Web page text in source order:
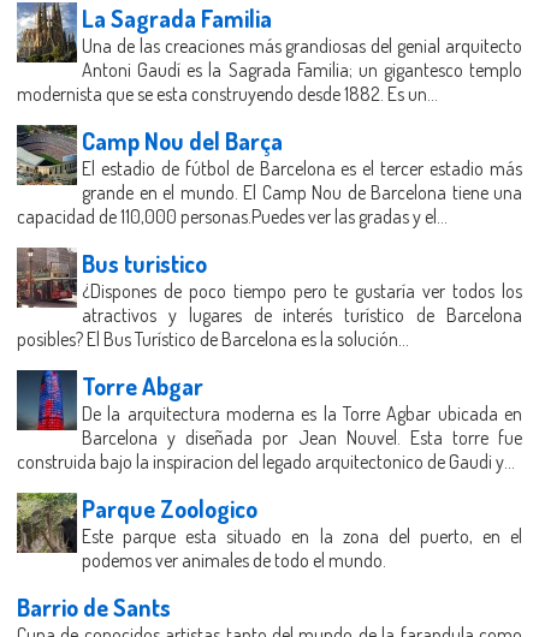
La Sagrada Familia
Una de las creaciones más grandiosas del genial arquitecto
Antoni Gaudí es la Sagrada Familia; un gigantesco templo
modernista que se esta construyendo desde 1882. Es un...
Camp Nou del Barça
El estadio de fútbol de Barcelona es el tercer estadio más
grande en el mundo. El Camp Nou de Barcelona tiene una
capacidad de 110,000 personas.Puedes ver las gradas y el...
Bus turistico
¿Dispones de poco tiempo pero te gustaría ver todos los
atractivos y lugares de interés turístico de Barcelona
posibles? El Bus Turístico de Barcelona es la solución...
Torre Abgar
De la arquitectura moderna es la Torre Agbar ubicada en
Barcelona y diseñada por Jean Nouvel. Esta torre fue
construida bajo la inspiracion del legado arquitectonico de Gaudi y...
Parque Zoologico
Este parque esta situado en la zona del puerto, en el
podemos ver animales de todo el mundo.
Barrio de Sants